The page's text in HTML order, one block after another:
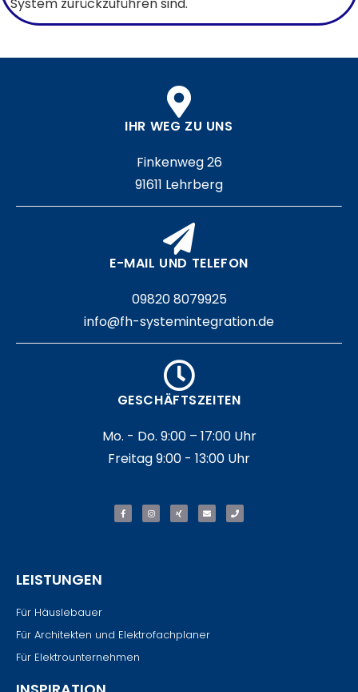
IHR WEG ZU UNS
Finkenweg 26
91611 Lehrberg
E-MAIL UND TELEFON
09820 8079925
info@fh-systemintegration.de
GESCHÄFTSZEITEN
Mo. - Do. 9:00 – 17:00 Uhr
Freitag 9:00 - 13:00 Uhr
LEISTUNGEN
Für Häuslebauer
Für Architekten und Elektrofachplaner
Für Elektrounternehmen